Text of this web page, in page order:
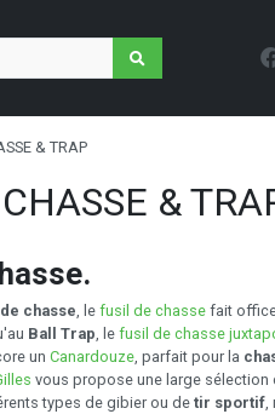
& TRAP
&
chasse , le fusil de chasse fait
Ball Trap , le fusil de chasse
un Canardouze , parfait pour la
vous propose une large sélection
types de gibier ou detir sportif